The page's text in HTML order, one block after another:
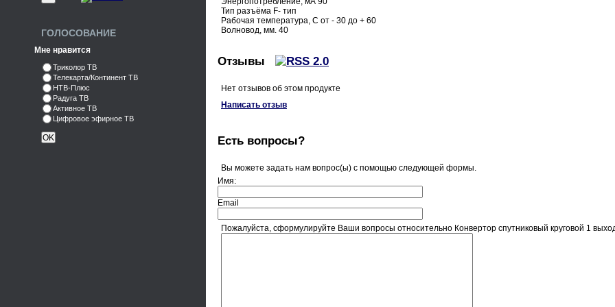
ГОЛОСОВАНИЕ
Мне нравится
Триколор ТВ
Телекарта/Континент ТВ
НТВ-Плюс
Радуга ТВ
Активное ТВ
Цифровое эфирное ТВ
Тип разъёма F- тип
Рабочая температура, С от - 30 до + 60
Волновод, мм. 40
Отзывы
Нет отзывов об этом продукте
Написать отзыв
Есть вопросы?
Вы можете задать нам вопрос(ы) с помощью следующей формы.
Имя:
Email
Пожалуйста, сформулируйте Ваши вопросы относительно Конвертор спутниковый круговой 1